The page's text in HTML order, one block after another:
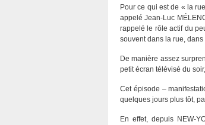
Pour ce qui est de « la
appelé Jean-Luc
rappelé le rôle actif du
souvent dans la rue,
De manière assez
petit écran télévisé du
Cet épisode –
quelques jours plus tôt,
En effet, depuis NEW-